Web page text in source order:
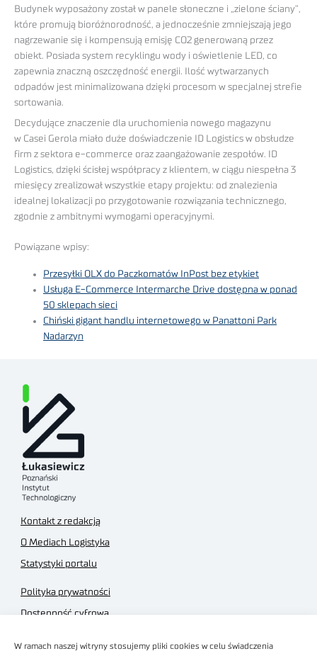
W ramach naszej witryny stosujemy pliki cookies w celu świadczenia
Budynek wyposażony został w panele słoneczne i „zielone ściany”,
które promują bioróżnorodność, a jednocześnie zmniejszają jego
nagrzewanie się i kompensują emisję CO2 generowaną przez
obiekt. Posiada system recyklingu wody i oświetlenie LED, co
zapewnia znaczną oszczędność energii. Ilość wytwarzanych
odpadów jest minimalizowana dzięki procesom w specjalnej strefie
sortowania.
Decydujące znaczenie dla uruchomienia nowego magazynu
w Casei Gerola miało duże doświadczenie ID Logistics w obsłudze
firm z sektora e-commerce oraz zaangażowanie zespołów. ID
Logistics, dzięki ścisłej współpracy z klientem, w ciągu niespełna 3
miesięcy zrealizował wszystkie etapy projektu: od znalezienia
idealnej lokalizacji po przygotowanie rozwiązania technicznego,
zgodnie z ambitnymi wymogami operacyjnymi.
Powiązane wpisy:
Przesyłki OLX do Paczkomatów InPost bez etykiet
Usługa E-Commerce Intermarche Drive dostępna w ponad
50 sklepach sieci
Chiński gigant handlu internetowego w Panattoni Park
Nadarzyn
Kontakt z redakcją
O Mediach Logistyka
Statystyki portalu
Polityka prywatności
Dostępność cyfrowa